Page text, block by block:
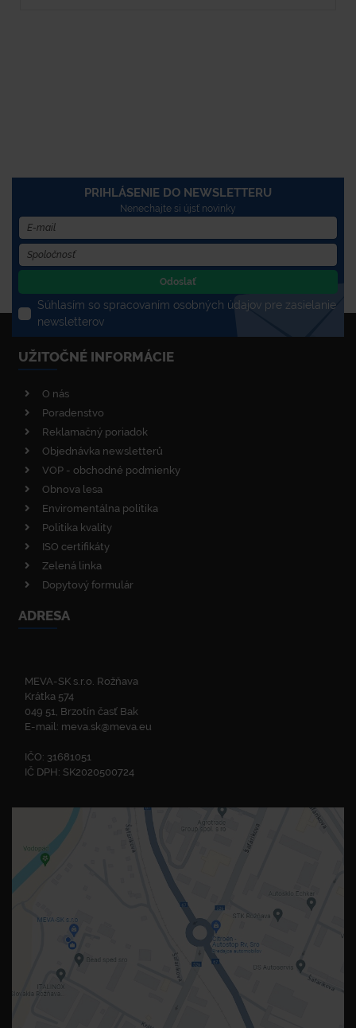
PRIHLÁSENIE DO NEWSLETTERU
Nenechajte si újsť novinky
Odoslať
Súhlasím so spracovaním osobných údajov pre zasielanie
newsletterov
UŽITOČNÉ INFORMÁCIE
O nás
Poradenstvo
Reklamačný poriadok
Objednávka newsletterů
VOP - obchodné podmienky
Obnova lesa
Enviromentálna politika
Politika kvality
ISO certifikáty
Zelená linka
Dopytový formulár
ADRESA
MEVA-SK s.r.o. Rožňava
Krátka 574
049 51, Brzotín časť Bak
E-mail: meva.sk@meva.eu
IČO: 31681051
IČ DPH: SK2020500724